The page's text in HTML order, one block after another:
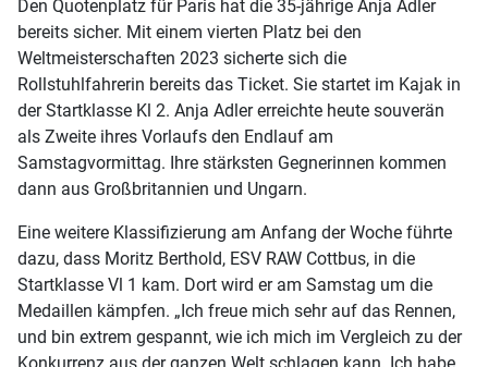
Den Quotenplatz für Paris hat die 35-jährige Anja Adler
bereits sicher. Mit einem vierten Platz bei den
Weltmeisterschaften 2023 sicherte sich die
Rollstuhlfahrerin bereits das Ticket. Sie startet im Kajak in
der Startklasse Kl 2. Anja Adler erreichte heute souverän
als Zweite ihres Vorlaufs den Endlauf am
Samstagvormittag. Ihre stärksten Gegnerinnen kommen
dann aus Großbritannien und Ungarn.
Eine weitere Klassifizierung am Anfang der Woche führte
dazu, dass Moritz Berthold, ESV RAW Cottbus, in die
Startklasse Vl 1 kam. Dort wird er am Samstag um die
Medaillen kämpfen. „Ich freue mich sehr auf das Rennen,
und bin extrem gespannt, wie ich mich im Vergleich zu der